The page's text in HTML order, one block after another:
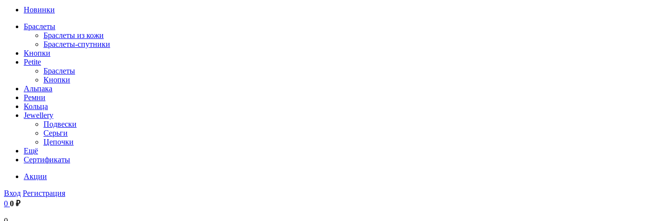
Новинки
Браслеты
Браслеты из кожи
Браслеты-спутники
Кнопки
Petite
Браслеты
Кнопки
Альпака
Ремни
Кольца
Jewellery
Подвески
Серьги
Цепочки
Ещё
Сертификаты
Акции
Вход Регистрация
0 0 ₽